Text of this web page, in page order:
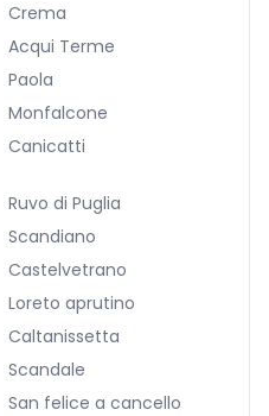
Crema
Acqui Terme
Paola
Monfalcone
Canicatti
Ruvo di Puglia
Scandiano
Castelvetrano
Loreto aprutino
Caltanissetta
Scandale
San felice a cancello